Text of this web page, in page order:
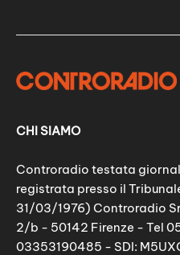
CHI SIAMO
Controradio testata
registrata presso il
31/03/1976) Controradio
2/b - 50142 Firenze - Tel
03353190485 - SDI: